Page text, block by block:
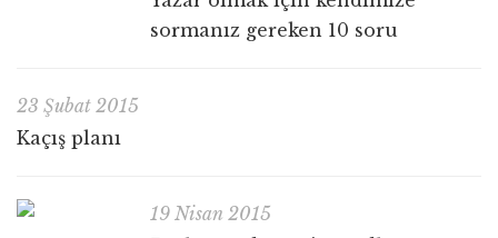
sormanız gereken 10 soru
23 Şubat 2015
Kaçış planı
19 Nisan 2015